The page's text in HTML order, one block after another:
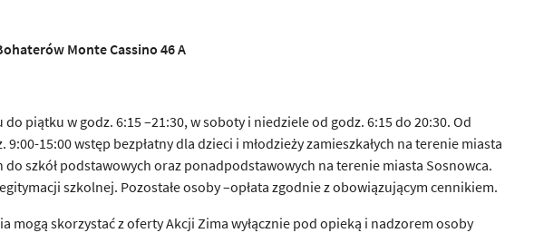
Monte Cassino 46 A
piątku w godz. 6:15 –21:30, w soboty i niedziele od godz. 6:15 do 20:30. Od
15:00 wstęp bezpłatny dla dzieci i młodzieży zamieszkałych na terenie miasta
do szkół podstawowych oraz ponadpodstawowych na terenie miasta Sosnowca.
szkolnej. Pozostałe osoby –opłata zgodnie z obowiązującym cennikiem.
mogą skorzystać z oferty Akcji Zima wyłącznie pod opieką i nadzorem osoby